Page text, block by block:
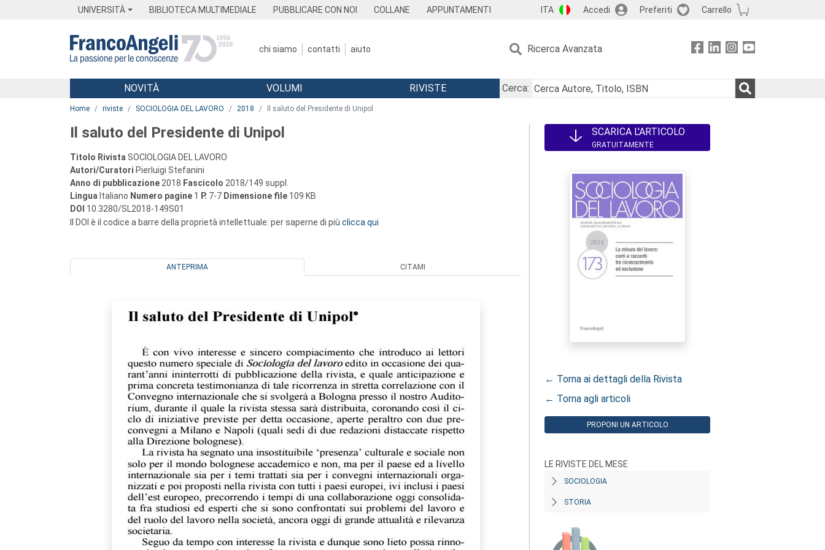
UNIVERSITÀ BIBLIOTECA MULTIMEDIALE PUBBLICARE CON NOI COLLANE APPUNTAMENTI ITA Accedi Preferiti Carrello
chi siamo contatti aiuto Ricerca Avanzata
Menu
NOVITÀ VOLUMI RIVISTE
Cerca:
Home riviste SOCIOLOGIA DEL LAVORO 2018 Il saluto del Presidente di Unipol
Il saluto del Presidente di Unipol
Titolo Rivista SOCIOLOGIA DEL LAVORO
Autori/Curatori Pierluigi Stefanini
Anno di pubblicazione 2018 Fascicolo 2018/149 suppl.
Lingua Italiano Numero pagine 1 P. 7-7 Dimensione file 109 KB
DOI 10.3280/SL2018-149S01
Il DOI è il codice a barre della proprietà intellettuale: per saperne di più clicca qui
ANTEPRIMA CITAMI
SCARICA L'ARTICOLO
GRATUITAMENTE
← Torna ai dettagli della Rivista
← Torna agli articoli
PROPONI UN ARTICOLO
LE RIVISTE DEL MESE
SOCIOLOGIA
STORIA